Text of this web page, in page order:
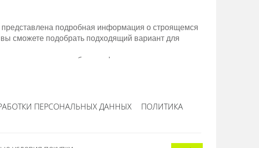
подробная информация о строящемся
сможете подобрать подходящий вариант для
подробная информация о строящемся
сможете подобрать подходящий вариант для
ПЕРСОНАЛЬНЫХ ДАННЫХ
ПОЛИТИКА